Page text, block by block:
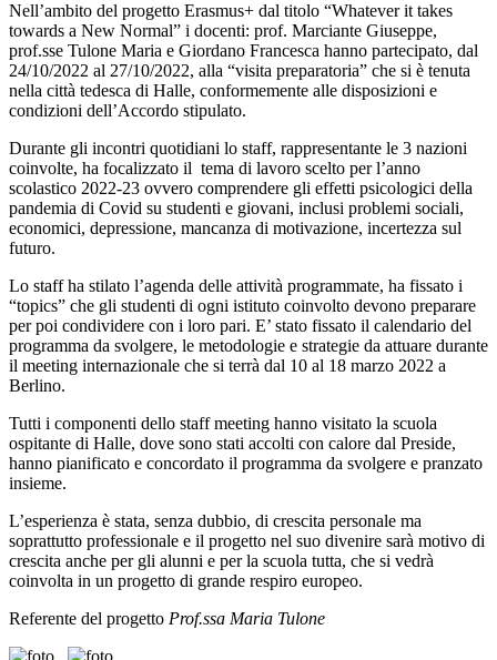
Nell’ambito del progetto Erasmus+ dal titolo “Whatever it takes
towards a New Normal” i docenti: prof. Marciante Giuseppe,
prof.sse Tulone Maria e Giordano Francesca hanno partecipato, dal
24/10/2022 al 27/10/2022, alla “visita preparatoria” che si è tenuta
nella città tedesca di Halle, conformemente alle disposizioni e
condizioni dell’Accordo stipulato.
Durante gli incontri quotidiani lo staff, rappresentante le 3 nazioni
coinvolte, ha focalizzato il tema di lavoro scelto per l’anno
scolastico 2022-23 ovvero comprendere gli effetti psicologici della
pandemia di Covid su studenti e giovani, inclusi problemi sociali,
economici, depressione, mancanza di motivazione, incertezza sul
futuro.
Lo staff ha stilato l’agenda delle attività programmate, ha fissato i
“topics” che gli studenti di ogni istituto coinvolto devono preparare
per poi condividere con i loro pari. E’ stato fissato il calendario del
programma da svolgere, le metodologie e strategie da attuare durante
il meeting internazionale che si terrà dal 10 al 18 marzo 2022 a
Berlino.
Tutti i componenti dello staff meeting hanno visitato la scuola
ospitante di Halle, dove sono stati accolti con calore dal Preside,
hanno pianificato e concordato il programma da svolgere e pranzato
insieme.
L’esperienza è stata, senza dubbio, di crescita personale ma
soprattutto professionale e il progetto nel suo divenire sarà motivo di
crescita anche per gli alunni e per la scuola tutta, che si vedrà
coinvolta in un progetto di grande respiro europeo.
Referente del progetto Prof.ssa Maria Tulone